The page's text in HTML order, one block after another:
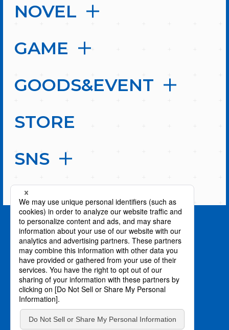
NOVEL
GAME
GOODS&EVENT
STORE
SNS
PAGE TOP
©柴・伏瀬・講談社／転スラ日記製作委員会